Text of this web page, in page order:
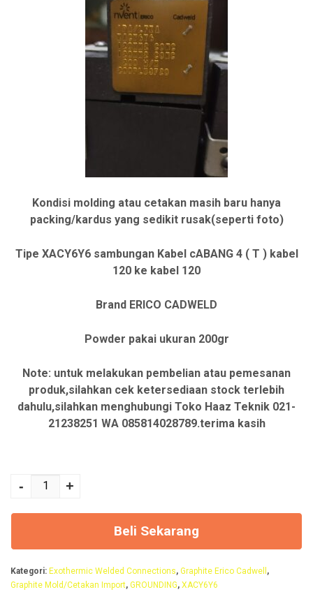
i
n
a
d
a
l
a
h
:
.
0
0
.
.
a
i
n
i
l
a
h
:
R
p
.
0
0
.
.
Kondisi molding atau cetakan masih baru hanya
packing/kardus yang sedikit rusak(seperti foto)
Tipe XACY6Y6 sambungan Kabel cABANG 4 ( T ) kabel
120 ke kabel 120
Brand ERICO CADWELD
Powder pakai ukuran 200gr
Note: untuk melakukan pembelian atau pemesanan
produk,silahkan cek ketersediaan stock terlebih
dahulu,silahkan menghubungi Toko Haaz Teknik 021-
21238251 WA 085814028789.terima kasih
XACY6Y6 CADWELD
MOLD 120MM2
- +
Beli Sekarang
Kategori: Exothermic Welded Connections, Graphite Erico Cadwell ,
Graphite Mold/Cetakan Import, GROUNDING, XACY6Y6